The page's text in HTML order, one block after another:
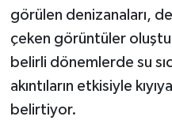
görülen denizanaları,
çeken görüntüler
belirli dönemlerde su
akıntıların etkisiyle
belirtiyor.